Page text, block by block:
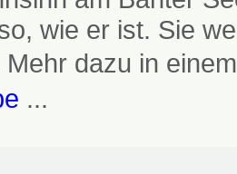
wie er ist. Sie
Mehr dazu in
...